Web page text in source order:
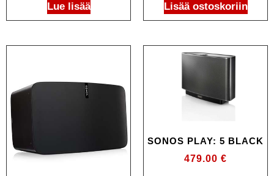
Lue lisää Lisää ostoskoriin
SONOS PLAY: 5 BLACK
479.00 €